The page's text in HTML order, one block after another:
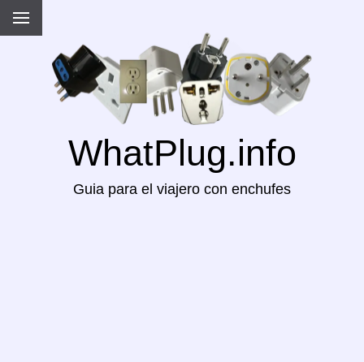
WhatPlug.info
Guia para el viajero con enchufes